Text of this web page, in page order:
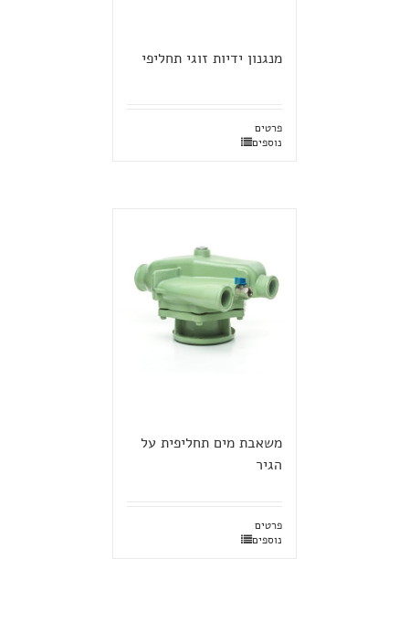
מנגנון ידיות זוגי תחליפי
פרטים
נוספים
משאבת מים תחליפית על
הגיר
פרטים
נוספים